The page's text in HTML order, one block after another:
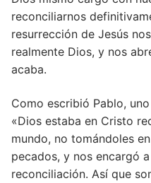
reconciliarnos
resurrección de Jesús
realmente Dios, y nos
acaba.
Como escribió Pablo,
«Dios estaba en Cristo
mundo, no tomándoles
pecados, y nos encargó
reconciliación. Así­ que